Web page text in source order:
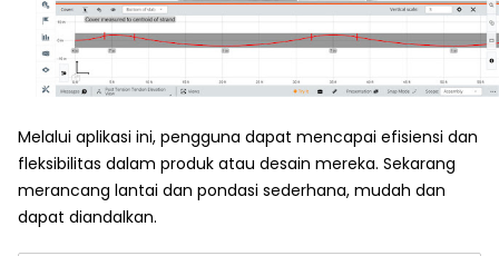
Melalui aplikasi ini, pengguna dapat mencapai efisiensi dan
fleksibilitas dalam produk atau desain mereka. Sekarang
merancang lantai dan pondasi sederhana, mudah dan
dapat diandalkan.